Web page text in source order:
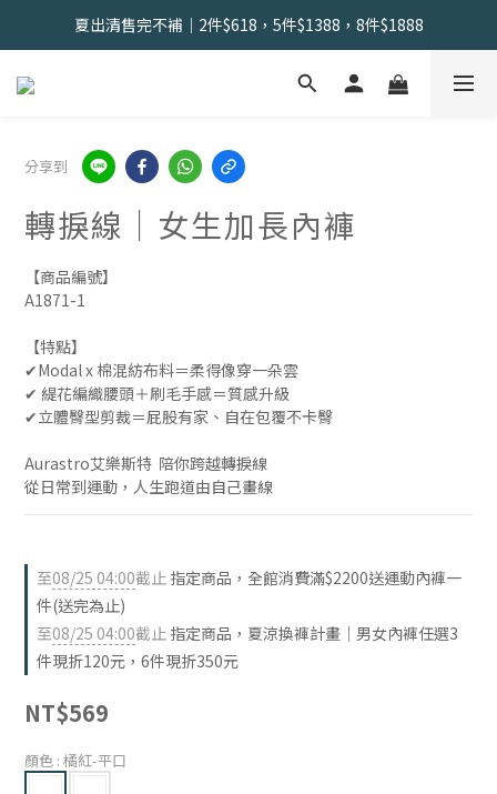
會員限定 | 女內褲任選3件現折120元，6件現折350元
夏出清售完不補｜2件$618，5件$1388，8件$1888
找到舒適の起點｜新客體驗三件組📣
分享到
轉捩線｜女生加長內褲
【商品編號】
A1871-1
【特點】
✔︎Modal x 棉混紡布料＝柔得像穿一朵雲
✔︎ 緹花編織腰頭＋刷毛手感＝質感升級
✔︎立體臀型剪裁＝屁股有家、自在包覆不卡臀
Aurastro艾樂斯特  陪你跨越轉捩線
從日常到運動，人生跑道由自己畫線
至08/25 04:00截止 指定商品，全館消費滿$2200送運動內褲一
件(送完為止)
至08/25 04:00截止 指定商品，夏涼換褲計畫｜男女內褲任選3
件現折120元，6件現折350元
NT$569
顏色 : 橘紅-平口